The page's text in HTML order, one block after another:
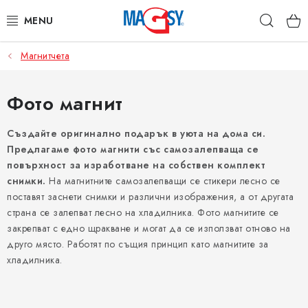
към
ОСНОВНИ КАТЕГОРИИ
МАГНИТНИ ПОСОБИЯ
ИНДУСТРИАЛНИ МАГНИТИ
ДРУГИ МАГНИТИ
НЕРЪЖДАЕМИ МАТЕРИАЛИ
Коя е фирма Magsy? Контакти
Търговски условия
Защита на лични данни
Магнитчета
Фото магнит
Създайте оригинално подарък в уюта на дома си.
Предлагаме фото магнити със самозалепваща се
повърхност за изработване на собствен комплект
снимки. На магнитните самозалепващи се стикери лесно се
поставят заснети снимки и различни изображения, а от другата
страна се залепват лесно на хладилника. Фото магнитите се
закрепват с едно щракване и могат да се използват отново на
друго място. Работят по същия принцип като магнитите за
хладилника.